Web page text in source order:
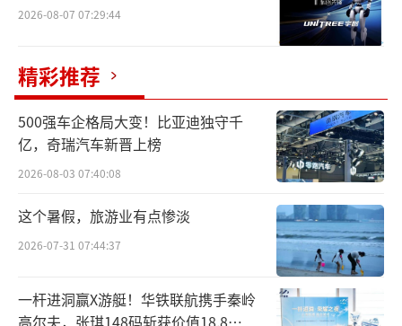
2026-08-07 07:29:44
精彩推荐
500强车企格局大变！比亚迪独守千
亿，奇瑞汽车新晋上榜
2026-08-03 07:40:08
这个暑假，旅游业有点惨淡
2026-07-31 07:44:37
一杆进洞赢X游艇！华铁联航携手秦岭
高尔夫，张琪148码斩获价值18.8